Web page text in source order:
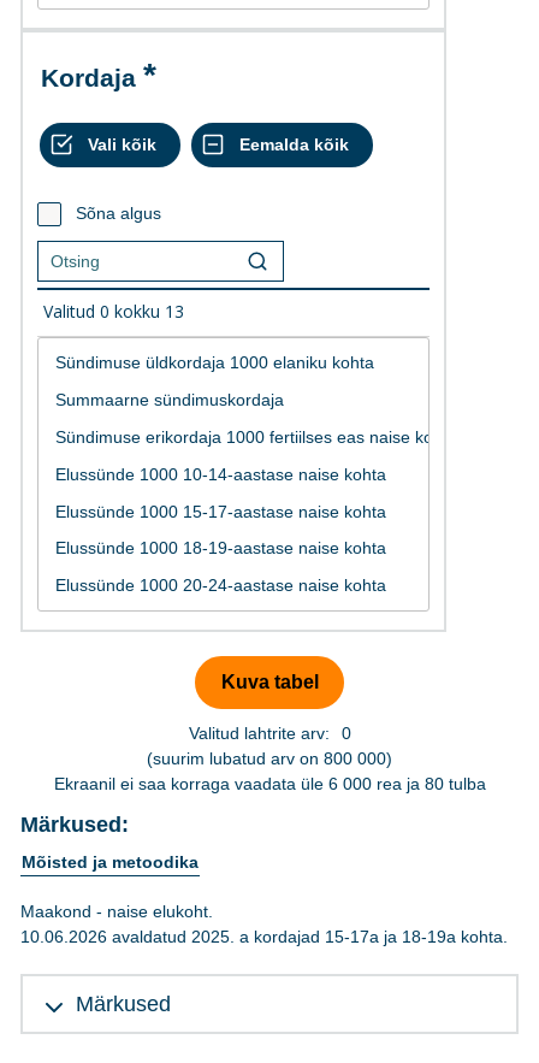
Kordaja
Sõna algus
Valitud 0 kokku 13
Valitud lahtrite arv:
0
(suurim lubatud arv on 800 000)
Ekraanil ei saa korraga vaadata üle 6 000 rea ja 80 tulba
Märkused:
Mõisted ja metoodika
Maakond - naise elukoht.
10.06.2026 avaldatud 2025. a kordajad 15-17a ja 18-19a kohta.
Märkused